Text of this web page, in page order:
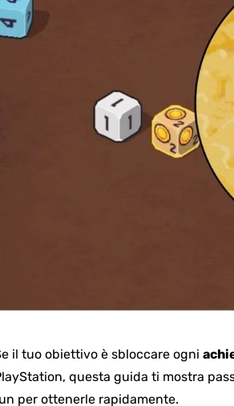
il tuo obiettivo è sbloccare ogni
questa guida ti mostra
per ottenerle rapidamente.